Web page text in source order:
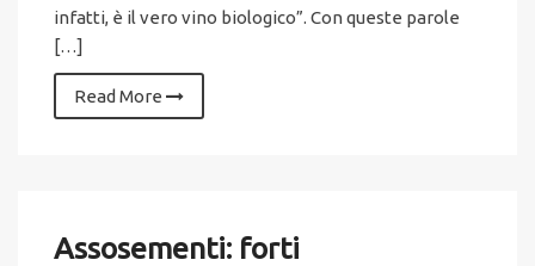
infatti, è il vero vino biologico”. Con queste parole
[…]
Read More
Assosementi: forti